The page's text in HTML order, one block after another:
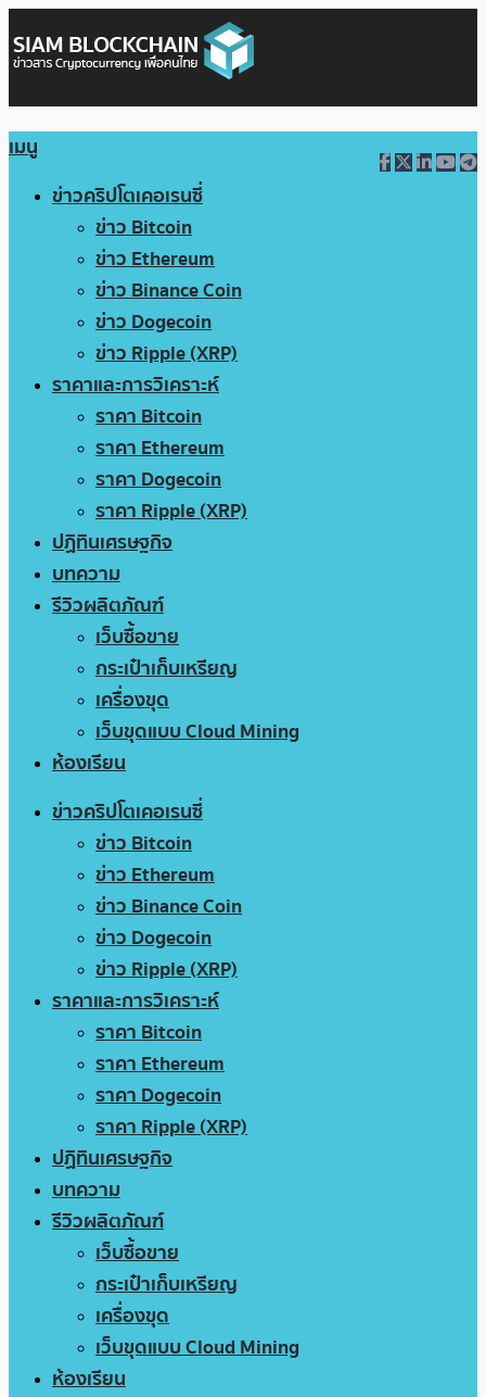
เมนู
ข่าวคริปโตเคอเรนซี่
ข่าว Bitcoin
ข่าว Ethereum
ข่าว Binance Coin
ข่าว Dogecoin
ข่าว Ripple (XRP)
ราคาและการวิเคราะห์
ราคา Bitcoin
ราคา Ethereum
ราคา Dogecoin
ราคา Ripple (XRP)
ปฏิทินเศรษฐกิจ
บทความ
รีวิวผลิตภัณฑ์
เว็บซื้อขาย
กระเป๋าเก็บเหรียญ
เครื่องขุด
เว็บขุดแบบ Cloud Mining
ห้องเรียน
ข่าวคริปโตเคอเรนซี่
ข่าว Bitcoin
ข่าว Ethereum
ข่าว Binance Coin
ข่าว Dogecoin
ข่าว Ripple (XRP)
ราคาและการวิเคราะห์
ราคา Bitcoin
ราคา Ethereum
ราคา Dogecoin
ราคา Ripple (XRP)
ปฏิทินเศรษฐกิจ
บทความ
รีวิวผลิตภัณฑ์
เว็บซื้อขาย
กระเป๋าเก็บเหรียญ
เครื่องขุด
เว็บขุดแบบ Cloud Mining
ห้องเรียน